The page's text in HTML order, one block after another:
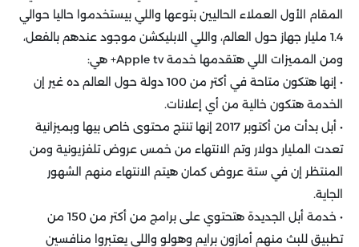
المقام الأول العملاء الحاليين بتوعها واللي بيستخدموا حاليا حوالي
1.4 مليار جهاز حول العالم، واللي الابليكشن موجود عندهم بالفعل،
ومن المميزات اللي هتقدمها خدمة Apple tv+ هي:
• إنها هتكون متاحة في أكتر من 100 دولة حول العالم ده غير إن
الخدمة هتكون خالية من أي إعلانات.
• أبل بدأت من أكتوبر 2017 إنها تنتج محتوى خاص بيها وبميزانية
تعدت المليار دولار وتم الانتهاء من خمس عروض تلفزيونية ومن
المنتظر إن في ستة عروض كمان هيتم الانتهاء منهم الشهور
الجاية.
• خدمة أبل الجديدة هتحتوي على برامج من أكتر من 150 من
تطبيق للبث منهم أمازون برايم وهولو واللي يعتبروا منافسين